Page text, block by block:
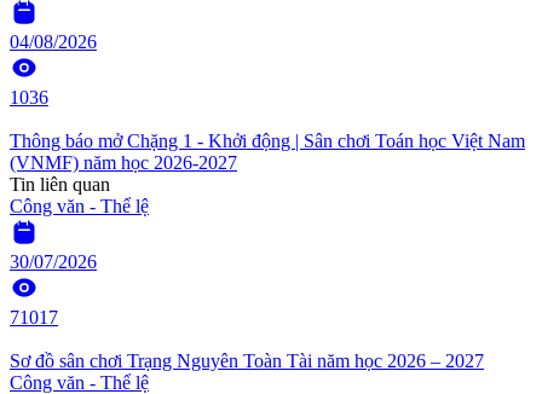
04/08/2026
1036
Thông báo mở Chặng 1 - Khởi động | Sân chơi Toán học Việt Nam
(VNMF) năm học 2026-2027
Tin liên quan
Công văn - Thể lệ
30/07/2026
71017
Sơ đồ sân chơi Trạng Nguyên Toàn Tài năm học 2026 – 2027
Công văn - Thể lệ